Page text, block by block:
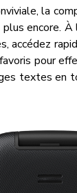
la
encore. À
accédez
pour
textes en